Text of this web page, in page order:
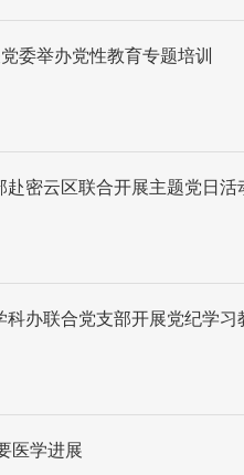
委举办党性教育专题培训
密云区联合开展主题党日活
办联合党支部开展党纪学习
医学进展